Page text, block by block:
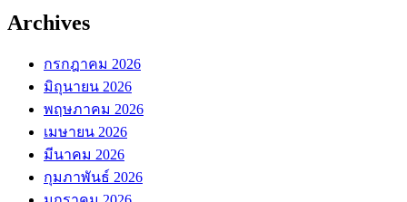
Archives
กรกฎาคม 2026
มิถุนายน 2026
พฤษภาคม 2026
เมษายน 2026
มีนาคม 2026
กุมภาพันธ์ 2026